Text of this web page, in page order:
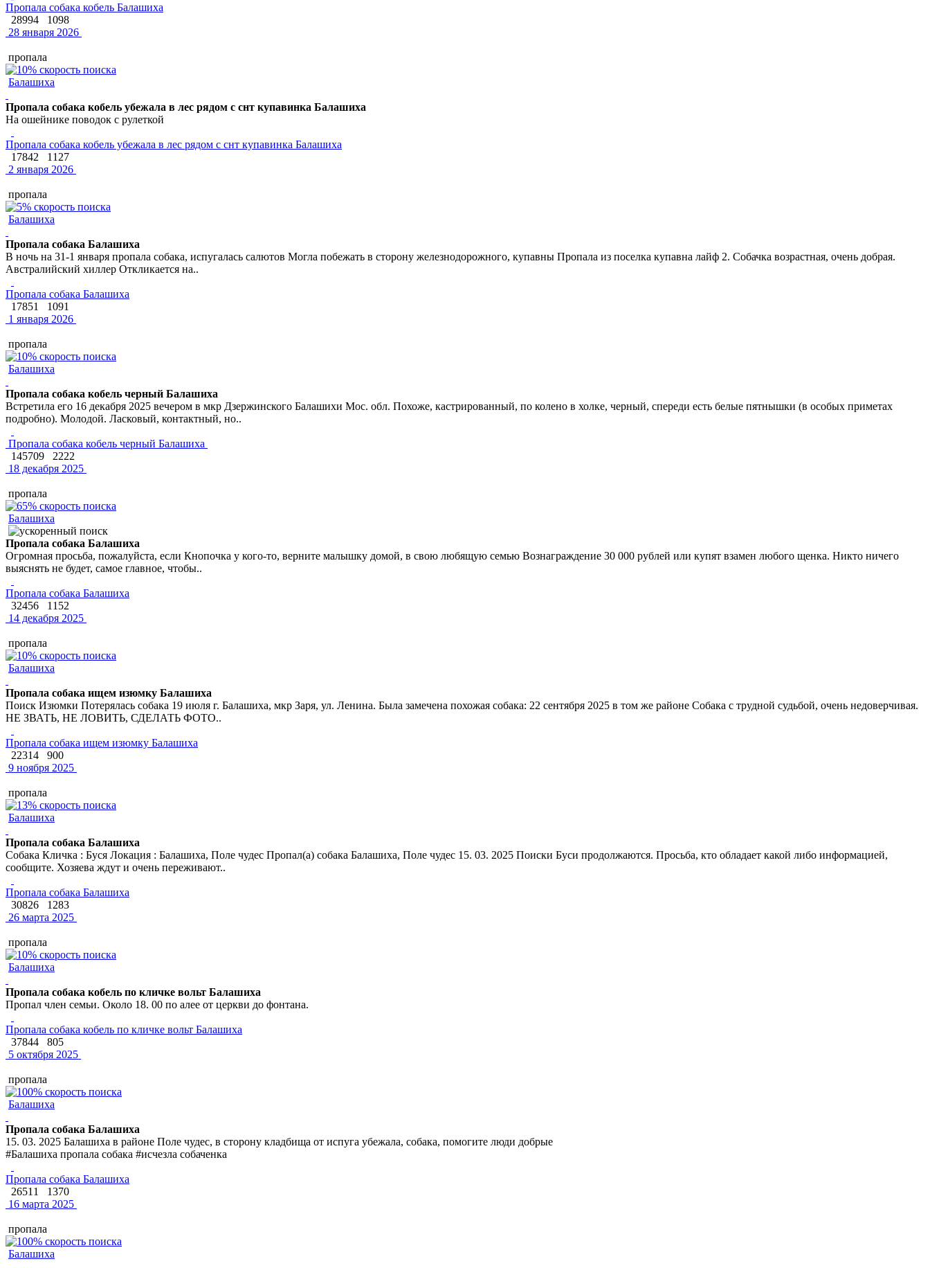
Пропала собака кобель Балашиха
28994
1098
28 января 2026
пропала
Балашиха
Пропала собака кобель убежала в лес рядом с снт купавинка Балашиха
На ошейнике поводок с рулеткой
Пропала собака кобель убежала в лес рядом с снт купавинка Балашиха
17842
1127
2 января 2026
пропала
Балашиха
Пропала собака Балашиха
В ночь на 31-1 января пропала собака, испугалась салютов Могла побежать в сторону железнодорожного, купавны Пропала из поселка купавна лайф 2. Собачка возрастная, очень добрая.
Австралийский хиллер Откликается на..
Пропала собака Балашиха
17851
1091
1 января 2026
пропала
Балашиха
Пропала собака кобель черный Балашиха
Встретила его 16 декабря 2025 вечером в мкр Дзержинского Балашихи Мос. обл. Похоже, кастрированный, по колено в холке, черный, спереди есть белые пятнышки (в особых приметах
подробно). Молодой. Ласковый, контактный, но..
Пропала собака кобель черный Балашиха
145709
2222
18 декабря 2025
пропала
Балашиха
Пропала собака Балашиха
Огромная просьба, пожалуйста, если Кнопочка у кого-то, верните малышку домой, в свою любящую семью Вознаграждение 30 000 рублей или купят взамен любого щенка. Никто ничего
выяснять не будет, самое главное, чтобы..
Пропала собака Балашиха
32456
1152
14 декабря 2025
пропала
Балашиха
Пропала собака ищем изюмку Балашиха
Поиск Изюмки Потерялась собака 19 июля г. Балашиха, мкр Заря, ул. Ленина. Была замечена похожая собака: 22 сентября 2025 в том же районе Собака с трудной судьбой, очень недоверчивая.
НЕ ЗВАТЬ, НЕ ЛОВИТЬ, СДЕЛАТЬ ФОТО..
Пропала собака ищем изюмку Балашиха
22314
900
9 ноября 2025
пропала
Балашиха
Пропала собака Балашиха
Собака Кличка : Буся Локация : Балашиха, Поле чудес Пропал(а) собака Балашиха, Поле чудес 15. 03. 2025 Поиски Буси продолжаются. Просьба, кто обладает какой либо информацией,
сообщите. Хозяева ждут и очень переживают..
Пропала собака Балашиха
30826
1283
26 марта 2025
пропала
Балашиха
Пропала собака кобель по кличке вольт Балашиха
Пропал член семьи. Около 18. 00 по алее от церкви до фонтана.
Пропала собака кобель по кличке вольт Балашиха
37844
805
5 октября 2025
пропала
Балашиха
Пропала собака Балашиха
15. 03. 2025 Балашиха в районе Поле чудес, в сторону кладбища от испуга убежала, собака, помогите люди добрые
#Балашиха пропала собака #исчезла собаченка
Пропала собака Балашиха
26511
1370
16 марта 2025
пропала
Балашиха